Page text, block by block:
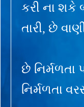
કરી ના શકે
તારી, છે
છે નિર્મળતા
નિર્મળતા